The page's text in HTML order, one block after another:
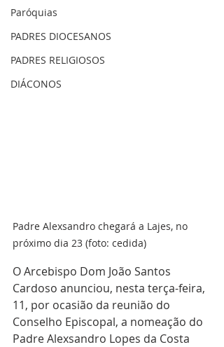
Paróquias
PADRES DIOCESANOS
PADRES RELIGIOSOS
DIÁCONOS
Padre Alexsandro chegará a Lajes, no
próximo dia 23 (foto: cedida)
O Arcebispo Dom João Santos
Cardoso anunciou, nesta terça-feira,
11, por ocasião da reunião do
Conselho Episcopal, a nomeação do
Padre Alexsandro Lopes da Costa